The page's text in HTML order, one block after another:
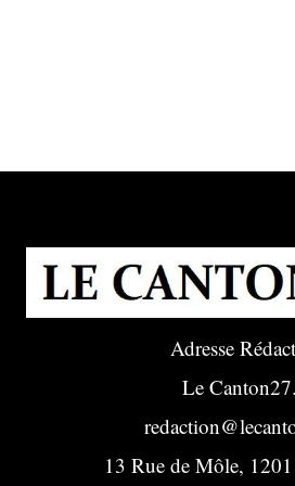
Adresse
Le
13 Rue de Môle,